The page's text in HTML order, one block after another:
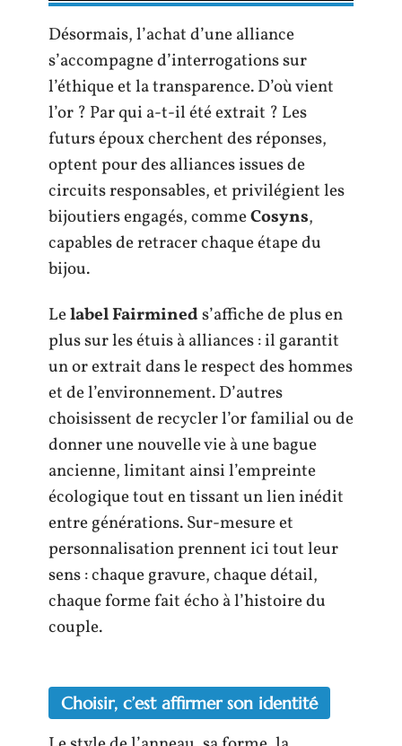
Désormais, l’achat d’une alliance
s’accompagne d’interrogations sur
l’éthique et la transparence. D’où vient
l’or ? Par qui a-t-il été extrait ? Les
futurs époux cherchent des réponses,
optent pour des alliances issues de
circuits responsables, et privilégient les
bijoutiers engagés, commeCosyns,
capables de retracer chaque étape du
bijou.
Lelabel Fairmineds’affiche de plus en
plus sur les étuis à alliances : il garantit
un or extrait dans le respect des hommes
et de l’environnement. D’autres
choisissent de recycler l’or familial ou de
donner une nouvelle vie à une bague
ancienne, limitant ainsi l’empreinte
écologique tout en tissant un lien inédit
entre générations. Sur-mesure et
personnalisation prennent ici tout leur
sens : chaque gravure, chaque détail,
chaque forme fait écho à l’histoire du
couple.
Choisir, c’est affirmer son identité